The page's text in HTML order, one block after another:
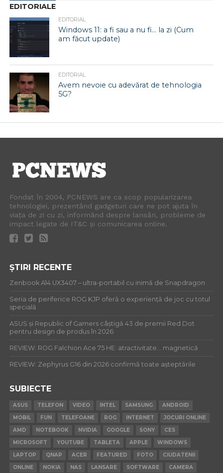
EDITORIALE
EDITORIAL
Windows 11: a fi sau a nu fi… la zi (Cum
am făcut update)
EDITORIAL
Avem nevoie cu adevărat de tehnologia
5G?
Fondat în 2004, PCNEWS are ca scop popularizarea
tehnologiei, prezentând gadgeturi care ne pot ajuta în
viața de zi cu zi, informând despre lansări, probleme de
impact legate de IT&C și comunicarea online.
ȘTIRI RECENTE
Zenbook A14 UX3407 – ultra-portabil cu inimă de Snapdragon
Seria de periferice ROG KJP oferă o experiență de joc cu totul
specială
ASUS și Republic of Gamers câștigă 43 de premii Red Dot
pentru design de produs în 2026
REVIEW: ROG Falchion Ace 75 HE: atractivitate… magnetică
REVIEW: Zephyrus G16 din 2026 confirmă toate așteptările
SUBIECTE
ASUS TELEFON VIDEO INTEL SAMSUNG
ANDROID
MOBIL
FUN TELEFOANE ROG INTERNET
JOCURI ONLINE
AMD
NOTEBOOK NVIDIA GOOGLE SONY
CES
MICROSOFT
YOUTUBE TABLETA APPLE
WINDOWS
LAPTOP
QNAP ACER FEATURED FOTO
CIUDATENII
ONLINE
NOKIA NAS LANSARE SOFTWARE CAMERA